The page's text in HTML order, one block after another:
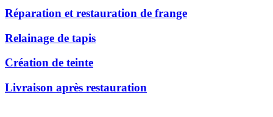
Réparation et restauration de frange
Relainage de tapis
Création de teinte
Livraison après restauration